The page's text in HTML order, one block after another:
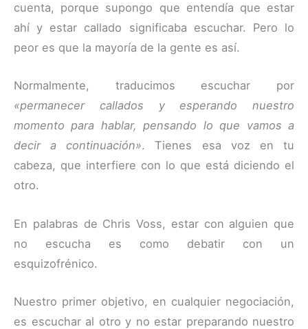
cuenta, porque supongo que entendía que estar
ahí y estar callado significaba escuchar. Pero lo
peor es que la mayoría de la gente es así.
Normalmente, traducimos escuchar por
«permanecer callados y esperando nuestro
momento para hablar, pensando lo que vamos a
decir a continuación». Tienes esa voz en tu
cabeza, que interfiere con lo que está diciendo el
otro.
En palabras de Chris Voss, estar con alguien que
no escucha es como debatir con un
esquizofrénico.
Nuestro primer objetivo, en cualquier negociación,
es escuchar al otro y no estar preparando nuestro